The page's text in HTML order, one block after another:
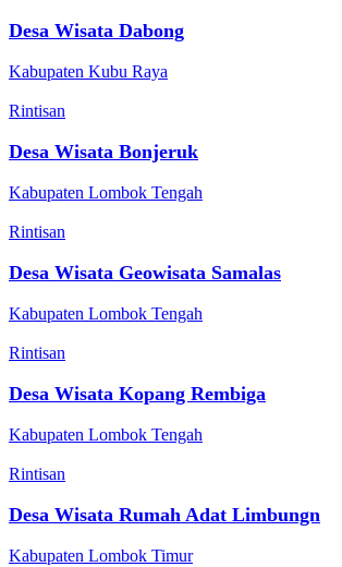
Desa Wisata Dabong
Kabupaten Kubu Raya
Rintisan
Desa Wisata Bonjeruk
Kabupaten Lombok Tengah
Rintisan
Desa Wisata Geowisata Samalas
Kabupaten Lombok Tengah
Rintisan
Desa Wisata Kopang Rembiga
Kabupaten Lombok Tengah
Rintisan
Desa Wisata Rumah Adat Limbungn
Kabupaten Lombok Timur